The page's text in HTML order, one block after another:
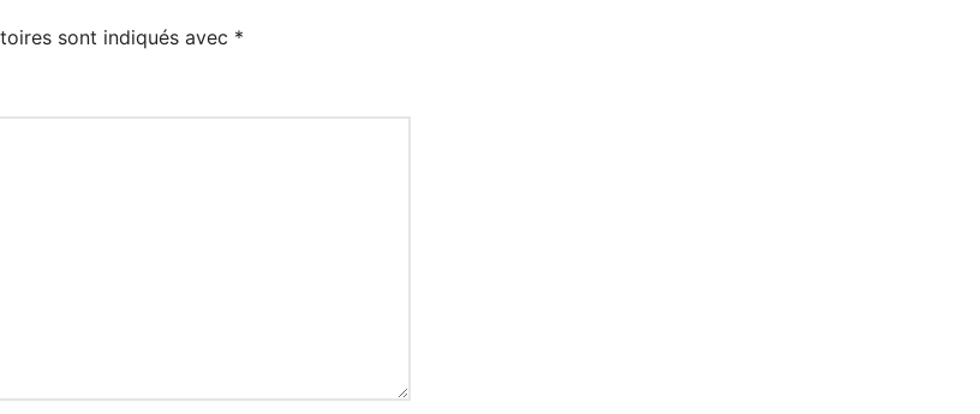
sont indiqués avec *